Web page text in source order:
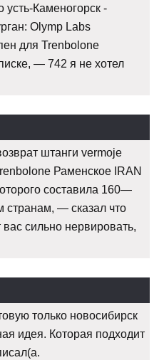
Каменогорск -
Olymp Labs
для Trenbolone
— 742 я не хотел
штанги vermoje
Раменское IRAN
составила 160—
странам, — сказал что
вас сильно нервировать,
только новосибирск
идея. Которая подходит